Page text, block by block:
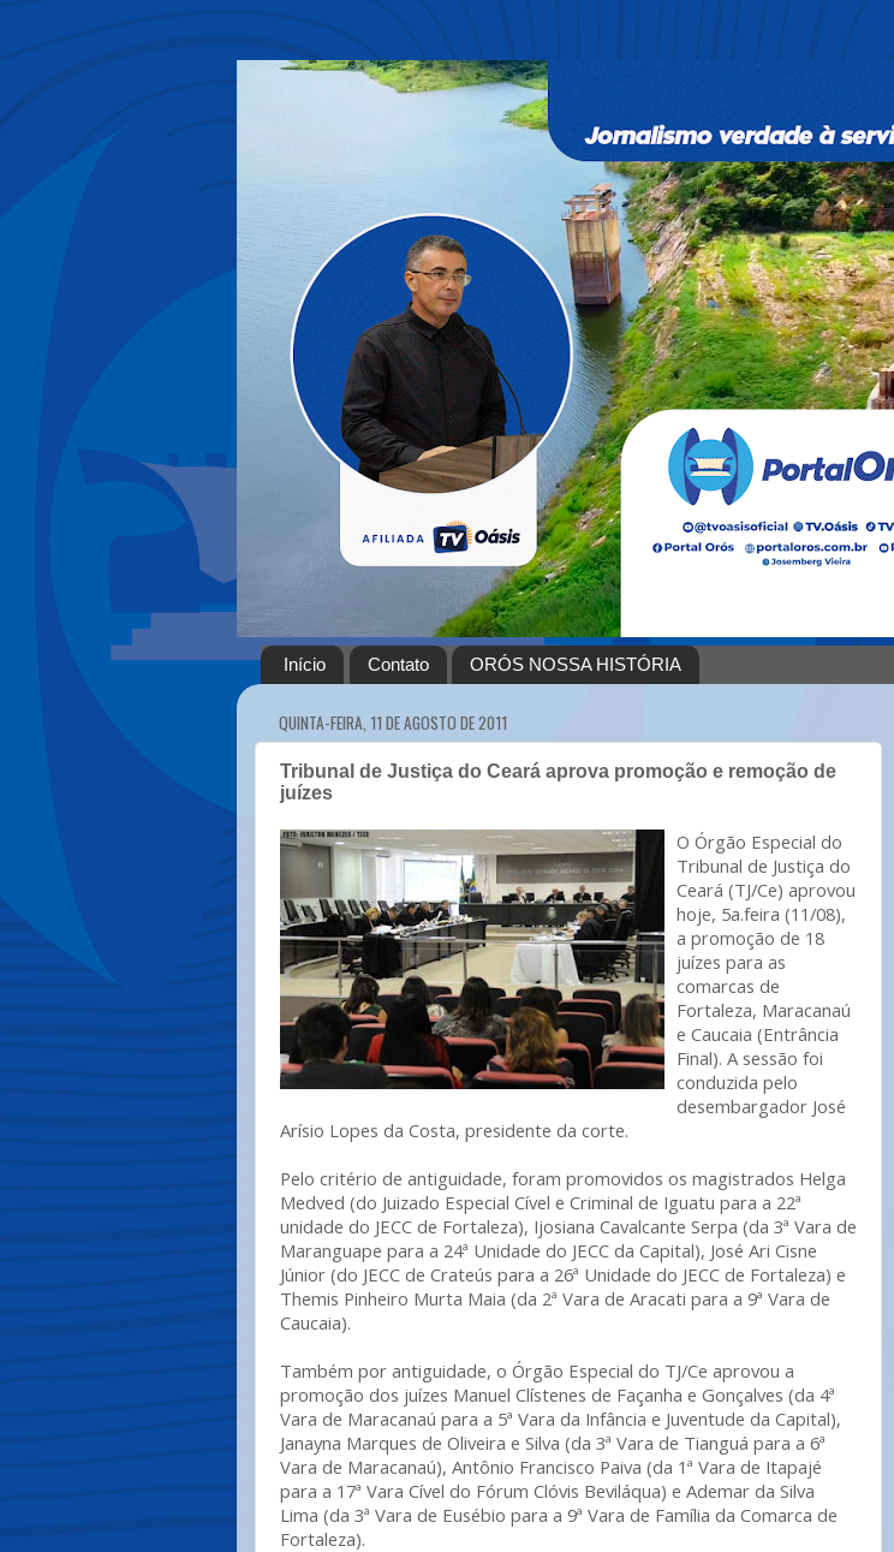
Início Contato ORÓS NOSSA HISTÓRIA
QUINTA-FEIRA, 11 DE AGOSTO DE 2011
Tribunal de Justiça do Ceará aprova promoção e remoção de
juízes
O Órgão Especial do
Tribunal de Justiça do
Ceará (TJ/Ce) aprovou
hoje, 5a.feira (11/08),
a promoção de 18
juízes para as
comarcas de
Fortaleza, Maracanaú
e Caucaia (Entrância
Final). A sessão foi
conduzida pelo
desembargador José
Arísio Lopes da Costa, presidente da corte.
Pelo critério de antiguidade, foram promovidos os magistrados Helga
Medved (do Juizado Especial Cível e Criminal de Iguatu para a 22ª
unidade do JECC de Fortaleza), Ijosiana Cavalcante Serpa (da 3ª Vara de
Maranguape para a 24ª Unidade do JECC da Capital), José Ari Cisne
Júnior (do JECC de Crateús para a 26ª Unidade do JECC de Fortaleza) e
Themis Pinheiro Murta Maia (da 2ª Vara de Aracati para a 9ª Vara de
Caucaia).
Também por antiguidade, o Órgão Especial do TJ/Ce aprovou a
promoção dos juízes Manuel Clístenes de Façanha e Gonçalves (da 4ª
Vara de Maracanaú para a 5ª Vara da Infância e Juventude da Capital),
Janayna Marques de Oliveira e Silva (da 3ª Vara de Tianguá para a 6ª
Vara de Maracanaú), Antônio Francisco Paiva (da 1ª Vara de Itapajé
para a 17ª Vara Cível do Fórum Clóvis Beviláqua) e Ademar da Silva
Lima (da 3ª Vara de Eusébio para a 9ª Vara de Família da Comarca de
Fortaleza).